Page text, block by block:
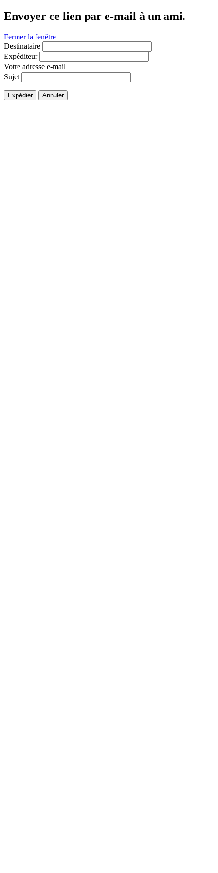
Envoyer ce lien par e-mail à un ami.
Fermer la fenêtre
Destinataire
Expéditeur
Votre adresse e-mail
Sujet
Expédier Annuler